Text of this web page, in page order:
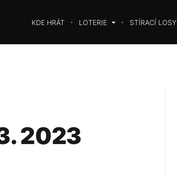
KDE HRÁT LOTERIE STÍRACÍ LOSY
2023